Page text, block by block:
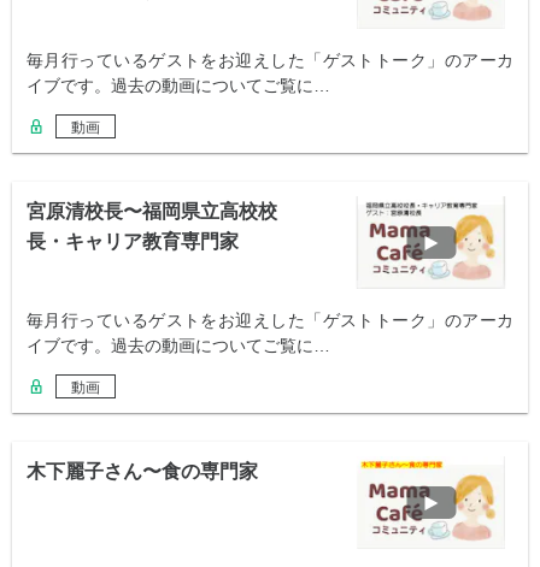
毎月行っているゲストをお迎えした「ゲストトーク」のアーカ
イブです。過去の動画についてご覧に…
動画
宮原清校長〜福岡県立高校校
長・キャリア教育専門家
毎月行っているゲストをお迎えした「ゲストトーク」のアーカ
イブです。過去の動画についてご覧に…
動画
木下麗子さん〜食の専門家